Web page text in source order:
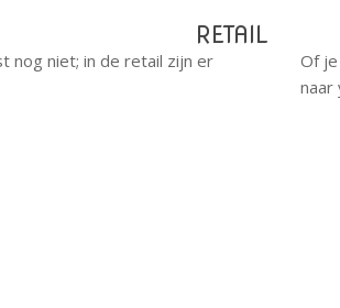
RETAIL
nog niet; in de retail zijn er
Of
naar